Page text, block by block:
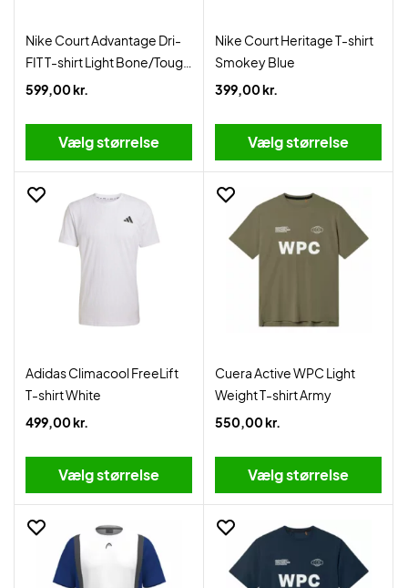
Nike Court Advantage Dri-
FIT T-shirt Light Bone/Tough
Red
599,00 kr.
Vælg størrelse
Nike Court Heritage T-shirt
Smokey Blue
399,00 kr.
Vælg størrelse
Adidas Climacool FreeLift
T-shirt White
499,00 kr.
Vælg størrelse
Cuera Active WPC Light
Weight T-shirt Army
550,00 kr.
Vælg størrelse